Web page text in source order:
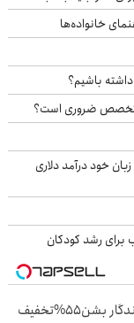
باشیم؟
متخصص ضروری است؟
خود درآمد دلاری
برای رشد کودکان